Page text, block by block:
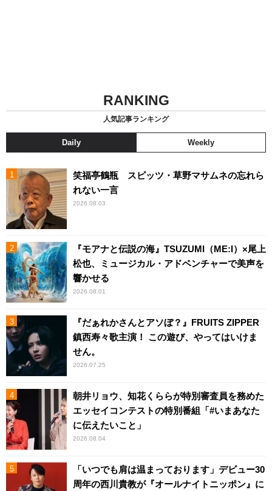
RANKING
人気記事ランキング
Daily Weekly
笑福亭鶴瓶 スピッツ・草野マサムネの忘れら
れない一言
2026.08.03
『モアナと伝説の海』TSUZUMI（ME:I）×尾上
松也、ミュージカル・アドベンチャーで美声を
響かせる
2026.08.01
『だぁれかさんとアソぼ？』FRUITS ZIPPER
鎮西寿々歌主演！ この遊び、やってはいけま
せん。
2026.07.25
朝井リョウ、知花くららが特別審査員を務めた
エッセイコンテストの特別番組「#いまあなた
に伝えたいこと」
2026.08.04
「いつでも肩は温まっております」デビュー30
周年の西川貴教が『オールナイトニッポン』に